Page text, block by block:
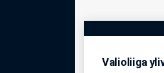
Valioliiga